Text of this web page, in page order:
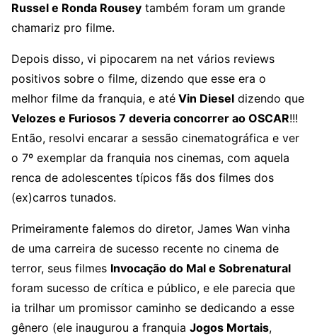
Russel e Ronda Rousey também foram um grande
chamariz pro filme.
Depois disso, vi pipocarem na net vários reviews
positivos sobre o filme, dizendo que esse era o
melhor filme da franquia, e até Vin Diesel dizendo que
Velozes e Furiosos 7 deveria concorrer ao OSCAR!!!
Então, resolvi encarar a sessão cinematográfica e ver
o 7º exemplar da franquia nos cinemas, com aquela
renca de adolescentes típicos fãs dos filmes dos
(ex)carros tunados.
Primeiramente falemos do diretor, James Wan vinha
de uma carreira de sucesso recente no cinema de
terror, seus filmes Invocação do Mal e Sobrenatural
foram sucesso de crítica e público, e ele parecia que
ia trilhar um promissor caminho se dedicando a esse
gênero (ele inaugurou a franquia Jogos Mortais,